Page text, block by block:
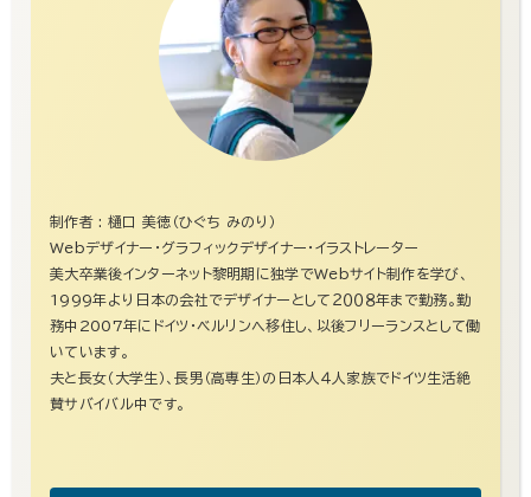
制作者 : 樋口 美徳（ひぐち みのり）
Webデザイナー・グラフィックデザイナー・イラストレーター
美大卒業後インターネット黎明期に独学でWebサイト制作を学び、
1999年より日本の会社でデザイナーとして２００８年まで勤務。勤
務中2007年にドイツ・ベルリンへ移住し、以後フリーランスとして働
いています。
夫と長女（大学生）、長男（高専生）の日本人４人家族でドイツ生活絶
賛サバイバル中です。